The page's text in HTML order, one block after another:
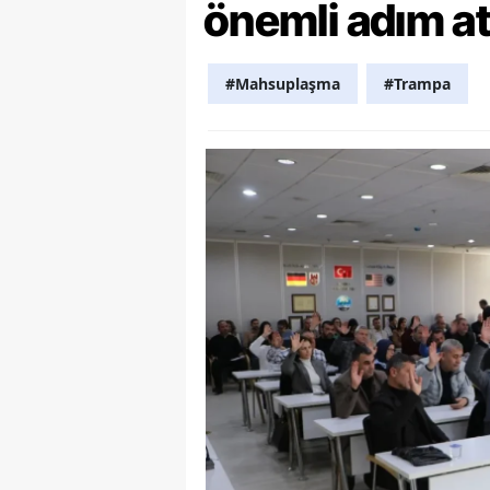
önemli adım
#Mahsuplaşma #Trampa